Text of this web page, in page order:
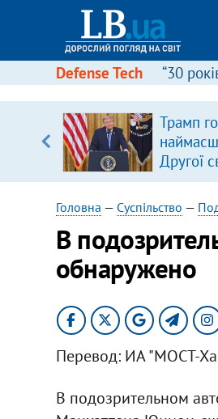
Defense Tech “30
Трамп
Другої
Головна — Суспільство —
В
обнаружено
Перевод: ИА "МОСТ-
В подозрительном